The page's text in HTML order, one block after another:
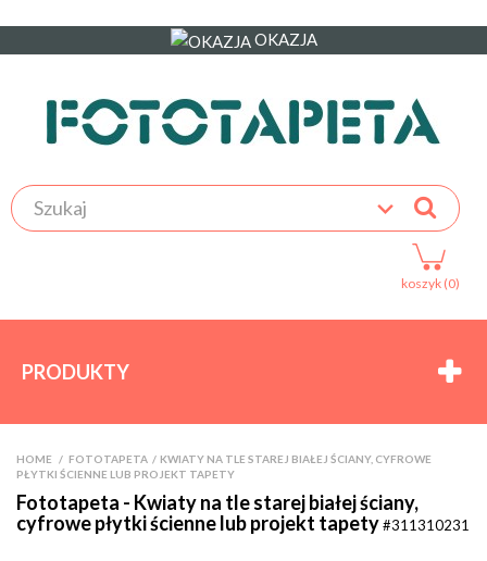
OKAZJA
koszyk (0)
PRODUKTY
HOME FOTOTAPETA >KWIATY NA TLE STAREJ BIAŁEJ ŚCIANY, CYFROWE
PŁYTKI ŚCIENNE LUB PROJEKT TAPETY
Fototapeta - Kwiaty na tle starej białej ściany,
cyfrowe płytki ścienne lub projekt tapety#311310231